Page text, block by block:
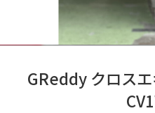
GReddy クロス